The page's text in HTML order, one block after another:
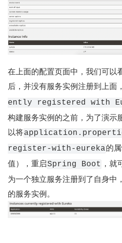
在上面的配置页面中，我们可以
后，并没有服务实例注册到上面
ently registered with
构建服务实例的之前，为了演示
以将
register-with-eureka的
值），重启Spring Boot ，
为一个独立服务注册到了自身中
的服务实例。